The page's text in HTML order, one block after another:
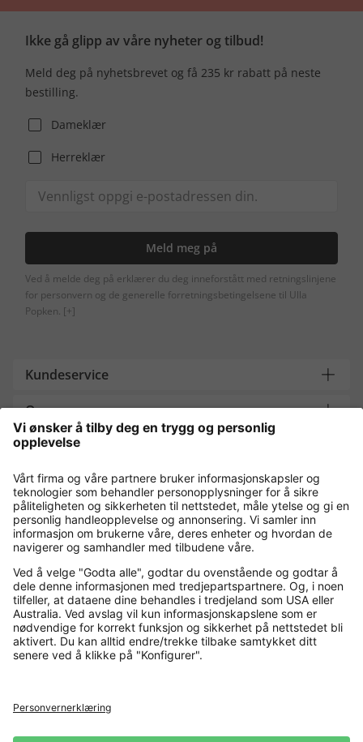
Ikke gå glipp av våre nyheter og tilbud!
Meld deg på nyhetsbrevet og få 235 kr rabatt på neste
bestilling.
Dameklær
Herreklær
Meld meg på
Ved å melde deg på erklærer du deg inneforstått med retningslinjene
for personvern og de generelle forretningsbetingelsene til Ulla
Popken. [+]
Kundeservice
Om oss
Contact
Payment and Delivery
Kjøp trygt med
Flere nettbutikker
Norge